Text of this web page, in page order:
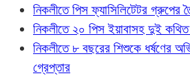
নিকলীতে পিস ফ্যাসিলিটেটর গ্রুপের
নিকলীতে ২০ পিস ইয়াবাসহ দুই
নিকলীতে ৮ বছরের শিশুকে ধর্ষণের
গ্রেপ্তার